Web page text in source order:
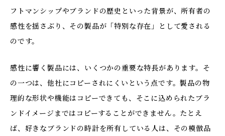
フトマンシップやブランドの歴史といった背景が、所有者の
感性を揺さぶり、その製品が「特別な存在」として愛される
のです。
感性に響く製品には、いくつかの重要な特長があります。そ
の一つは、他社にコピーされにくいという点です。製品の物
理的な形状や機能はコピーできても、そこに込められたブラ
ンドイメージまではコピーすることができません。たとえ
ば、好きなブランドの時計を所有している人は、その模倣品